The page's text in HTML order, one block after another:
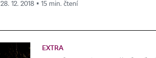
28. 12. 2018 ▪ 15 min. čtení
EXTRA